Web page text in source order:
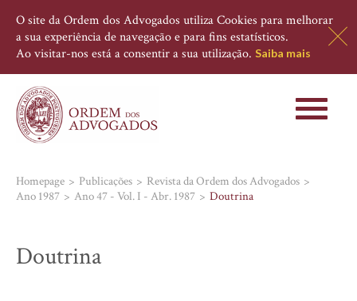
O site da Ordem dos Advogados utiliza Cookies para melhorar
a sua experiência de navegação e para fins estatísticos.
Ao visitar-nos está a consentir a sua utilização. Saiba mais
Toggle
Homepage Publicações
Revista da Ordem dos Advogados
Ano 1987
Ano 47 - Vol. I - Abr. 1987 Doutrina
Doutrina